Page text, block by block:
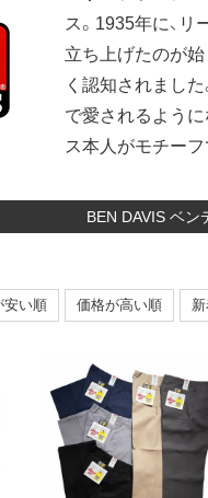
ス。1935年に、
立ち上げたのが始
く認知されました
で愛されるように
ス本人がモチーフ
BEN DAVIS ベ
安い順 価格が高い順